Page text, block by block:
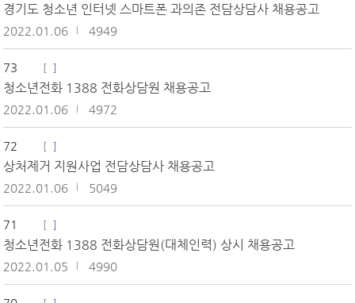
경기도 청소년 인터넷 스마트폰 과의존 전담상담사 채용공고
2022.01.06 4949
73
청소년전화 1388 전화상담원 채용공고
2022.01.06 4972
72
상처제거 지원사업 전담상담사 채용공고
2022.01.06 5049
71
청소년전화 1388 전화상담원(대체인력) 상시 채용공고
2022.01.05 4990